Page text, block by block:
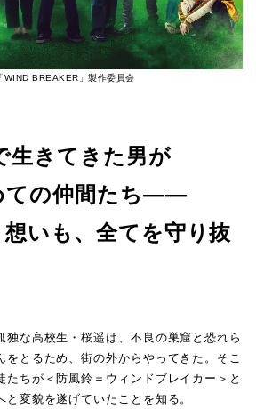
BREAKER」製作委員会
生きてきた男が
ての仲間たち——
想いも、全てを守り抜
独な高校生・桜遥は、不良の巣窟と恐れら
をとるため、街の外からやってきた。そこ
たちが＜防風鈴＝ウィンドブレイカー＞と
変貌を遂げていたことを知る。